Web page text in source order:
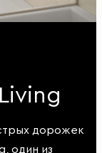
дорожек
один из